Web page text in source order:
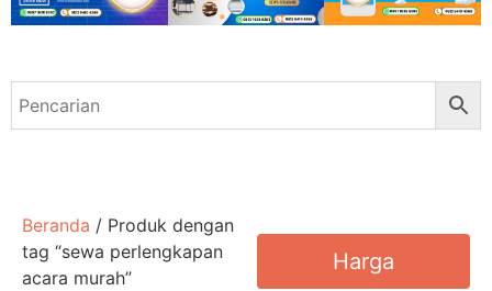
Beranda / Produk dengan
tag “sewa perlengkapan
acara murah”
Harga